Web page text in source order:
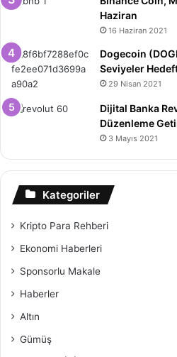
Haziran
16 Haziran 2021
Dogecoin
Seviyeler
29 Nisan 2021
Dijital Banka
Düzenleme
3 Mayıs 2021
Kategoriler
Kripto Para Rehberi
Ekonomi Haberleri
Sponsorlu Makale
Haberler
Altın
Gümüş